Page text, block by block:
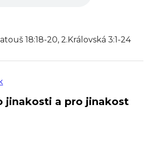
18:18-20, 2.Královská 3:1-24
jinakosti a pro jinakost